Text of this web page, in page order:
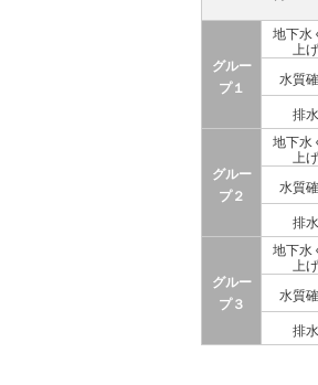
グルー
プ１
地下水
上げ
水質
排水
グルー
プ２
地下水
上げ
水質
排水
グルー
プ３
地下水
上げ
水質
排水